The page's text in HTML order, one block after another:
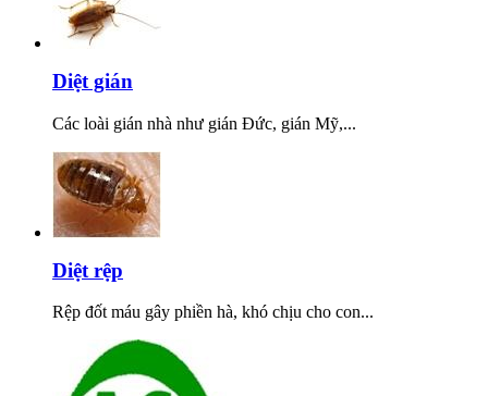
Diệt gián
Các loài gián nhà như gián Đức, gián Mỹ,...
Diệt rệp
Rệp đốt máu gây phiền hà, khó chịu cho con...